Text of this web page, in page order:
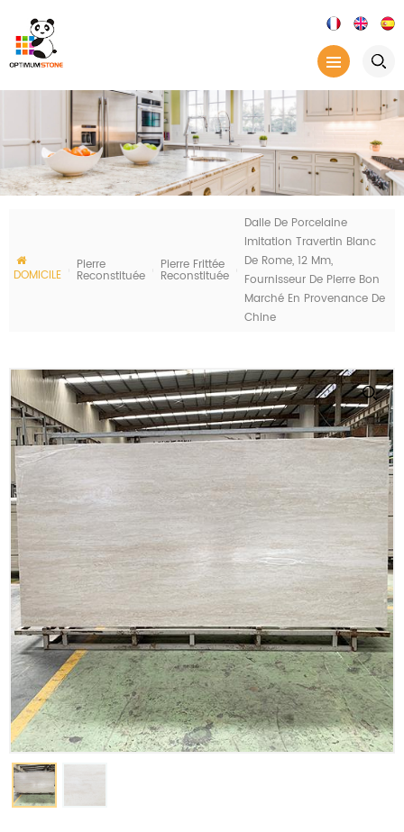
DOMICILE
Pierre
Reconstituée
Pierre Frittée
Reconstituée
Dalle De Porcelaine
Imitation Travertin Blanc
De Rome, 12 Mm,
Fournisseur De Pierre Bon
Marché En Provenance De
Chine